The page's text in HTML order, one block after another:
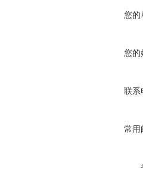
您的
您的
联系
常用